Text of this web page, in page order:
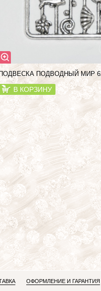
ПОДВЕСКА ПОДВОДНЫЙ МИР
В КОРЗИНУ
ОФОРМЛЕНИЕ И ГАРАНТИЯ